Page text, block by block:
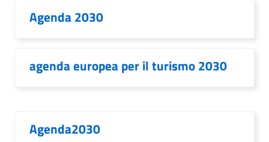
Agenda 2030
agenda europea per il turismo 2030
Agenda2030